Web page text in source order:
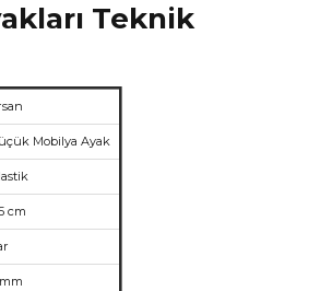
Teknik
Mobilya Ayak
cm